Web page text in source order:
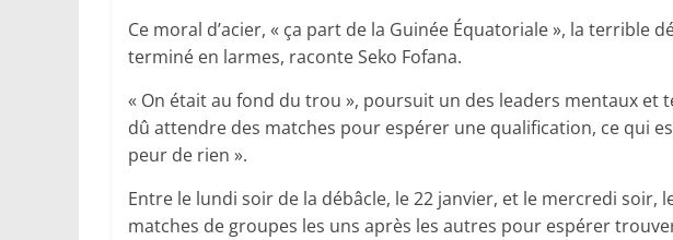
Ce moral d’acier, « ça part de la Guinée Équatoriale », la terrible
terminé en larmes, raconte Seko Fofana.
« On était au fond du trou », poursuit un des leaders mentaux et
dû attendre des matches pour espérer une qualification, ce qui
peur de rien ».
Entre le lundi soir de la débâcle, le 22 janvier, et le mercredi soir,
matches de groupes les uns après les autres pour espérer